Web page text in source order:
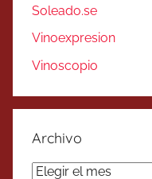
Soleado.se
Vinoexpresion
Vinoscopio
Archivo
Archivo